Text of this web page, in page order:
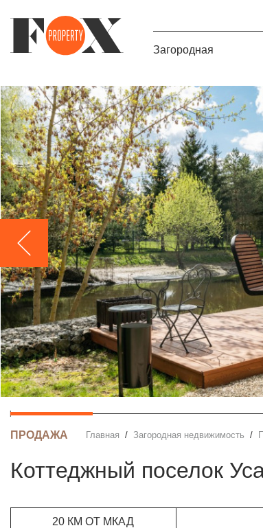
Загородная
ПРОДАЖА Главная Загородная недвижимость
Коттеджный поселок
20 КМ ОТ МКАД